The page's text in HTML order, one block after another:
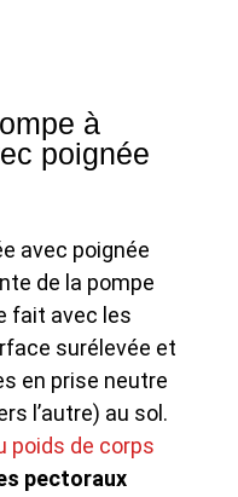
à
poignée
avec poignée
de la pompe
fait avec les
surélevée et
en prise neutre
l’autre) au sol.
poids de corps
pectoraux